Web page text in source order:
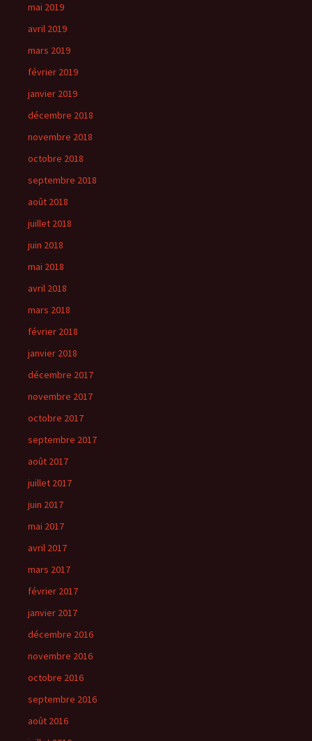
mai 2019
avril 2019
mars 2019
février 2019
janvier 2019
décembre 2018
novembre 2018
octobre 2018
septembre 2018
août 2018
juillet 2018
juin 2018
mai 2018
avril 2018
mars 2018
février 2018
janvier 2018
décembre 2017
novembre 2017
octobre 2017
septembre 2017
août 2017
juillet 2017
juin 2017
mai 2017
avril 2017
mars 2017
février 2017
janvier 2017
décembre 2016
novembre 2016
octobre 2016
septembre 2016
août 2016